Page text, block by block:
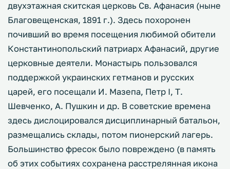
двухэтажная скитская церковь Св. Афанасия (ныне
Благовещенская, 1891 г.). Здесь похоронен
почивший во время посещения любимой обители
Константинопольский патриарх Афанасий, другие
церковные деятели. Монастырь пользовался
поддержкой украинских гетманов и русских
царей, его посещали И. Мазепа, Петр I, Т.
Шевченко, А. Пушкин и др. В советские времена
здесь дислоцировался дисциплинарный батальон,
размещались склады, потом пионерский лагерь.
Большинство фресок было повреждено (в память
об этих событиях сохранена расстрелянная икона